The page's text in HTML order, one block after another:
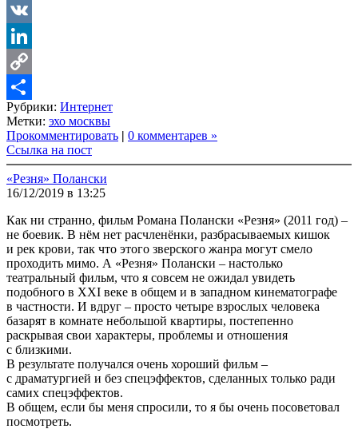
LiveJournal
VK
LinkedIn
Copy
Link
Share
Рубрики: Интернет
Метки: эхо москвы
Прокомментировать | 0 комментарев »
Ссылка на пост
«Резня» Полански
16/12/2019 в 13:25
Как ни странно, фильм Романа Полански «Резня» (2011 год) –
не боевик. В нём нет расчленёнки, разбрасываемых кишок
и рек крови, так что этого зверского жанра могут смело
проходить мимо. А «Резня» Полански – настолько
театральный фильм, что я совсем не ожидал увидеть
подобного в XXI веке в общем и в западном кинематографе
в частности. И вдруг – просто четыре взрослых человека
базарят в комнате небольшой квартиры, постепенно
раскрывая свои характеры, проблемы и отношения
с близкими.
В результате получался очень хороший фильм –
с драматургией и без спецэффектов, сделанных только ради
самих спецэффектов.
В общем, если бы меня спросили, то я бы очень посоветовал
посмотреть.